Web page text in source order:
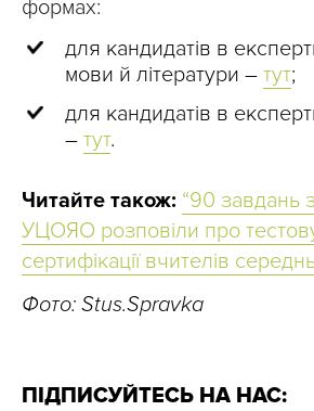
формах:
для кандидатів в
мови й літератури – тут;
для кандидатів в
– тут.
Читайте також: “90 завдань
УЦОЯО розповіли про
сертифікації вчителів
Фото: Stus.Spravka
ПІДПИСУЙТЕСЬ НА НАС: